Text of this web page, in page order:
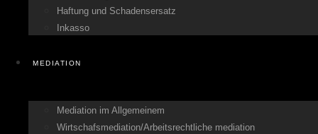
Haftung und Schadensersatz
Inkasso
MEDIATION
Mediation im Allgemeinem
Wirtschafsmediation/Arbeitsrechtliche mediation